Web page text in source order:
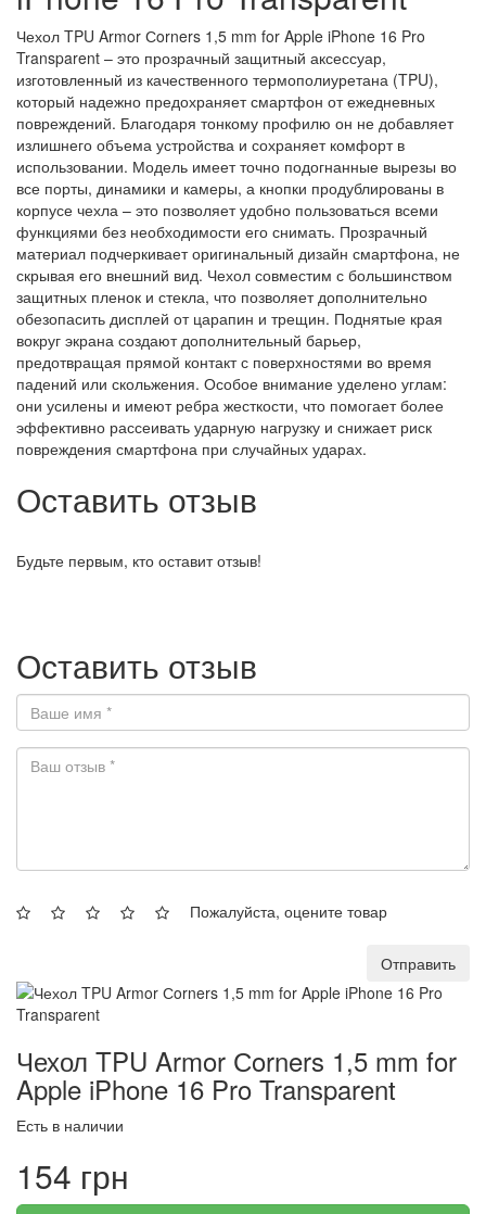
Чехол TPU Armor Сorners 1,5 mm for Apple iPhone 16 Pro
Transparent – это прозрачный защитный аксессуар,
изготовленный из качественного термополиуретана (TPU),
который надежно предохраняет смартфон от ежедневных
повреждений. Благодаря тонкому профилю он не добавляет
излишнего объема устройства и сохраняет комфорт в
использовании. Модель имеет точно подогнанные вырезы во
все порты, динамики и камеры, а кнопки продублированы в
корпусе чехла – это позволяет удобно пользоваться всеми
функциями без необходимости его снимать. Прозрачный
материал подчеркивает оригинальный дизайн смартфона, не
скрывая его внешний вид. Чехол совместим с большинством
защитных пленок и стекла, что позволяет дополнительно
обезопасить дисплей от царапин и трещин. Поднятые края
вокруг экрана создают дополнительный барьер,
предотвращая прямой контакт с поверхностями во время
падений или скольжения. Особое внимание уделено углам:
они усилены и имеют ребра жесткости, что помогает более
эффективно рассеивать ударную нагрузку и снижает риск
повреждения смартфона при случайных ударах.
Оставить отзыв
Будьте первым, кто оставит отзыв!
Оставить отзыв
Пожалуйста, оцените товар
Отправить
Чехол TPU Armor Сorners 1,5 mm for
Apple iPhone 16 Pro Transparent
Есть в наличии
154 грн